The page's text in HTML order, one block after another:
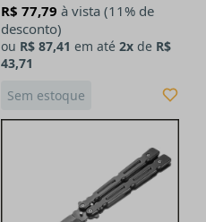
R$ 77,79 à vista (11% de
desconto)
ou R$ 87,41 em até 2x de R$
43,71
Sem estoque